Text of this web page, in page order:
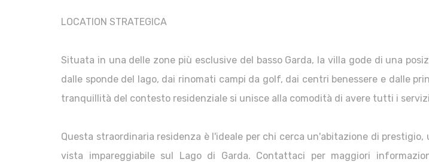
LOCATION STRATEGICA
Situata in una delle zone più esclusive del basso Garda, la villa gode di una
dalle sponde del lago, dai rinomati campi da golf, dai centri benessere e dalle
tranquillità del contesto residenziale si unisce alla comodità di avere tutti i
Questa straordinaria residenza è l'ideale per chi cerca un'abitazione di prestigio,
vista impareggiabile sul Lago di Garda. Contattaci per maggiori